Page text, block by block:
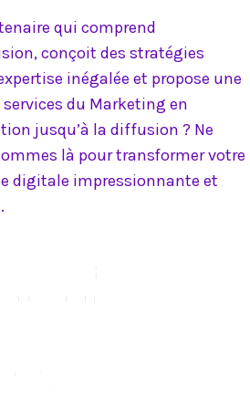
qui comprend
conçoit des stratégies
inégalée et propose une
du Marketing en
jusqu’à la diffusion ? Ne
là pour transformer votre
digitale impressionnante et